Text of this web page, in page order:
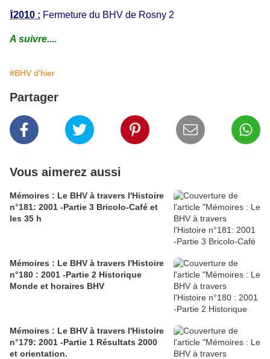
Ï2010 : Fermeture du BHV de Rosny 2
A suivre....
#BHV d'hier
Partager
Vous aimerez aussi
Mémoires : Le BHV à travers l'Histoire
n°181: 2001 -Partie 3 Bricolo-Café et
les 35 h
Mémoires : Le BHV à travers l'Histoire
n°180 : 2001 -Partie 2 Historique
Monde et horaires BHV
Mémoires : Le BHV à travers l'Histoire
n°179: 2001 -Partie 1 Résultats 2000
et orientation.